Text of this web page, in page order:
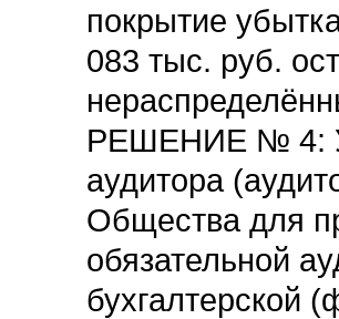
покрытие
083 тыс. руб.
РЕШЕНИЕ № 4:
аудитора
Общества для
обязательной
бухгалтерской